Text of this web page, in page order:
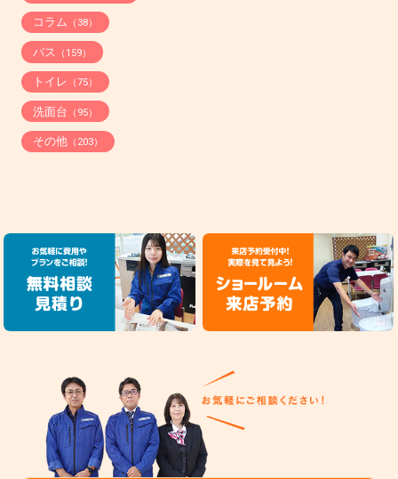
コラム （38）
バス （159）
トイレ （75）
洗面台 （95）
その他（203）